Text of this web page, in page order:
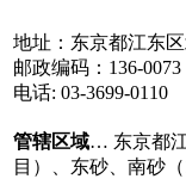
地址：东京都江东
邮政编码： 136-0073
电话: 03-3699-0110
管辖区域… 东京都
目）、东砂、南砂